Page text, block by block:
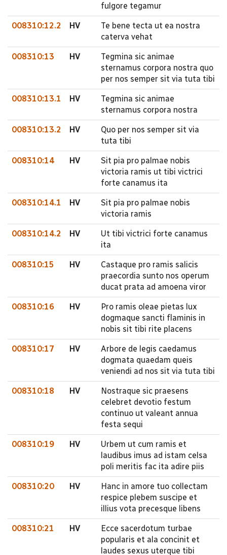
fulgore tegamur
008310:12.2 HV
Te bene tecta ut ea nostra
caterva vehat
008310:13 HV
Tegmina sic animae
sternamus corpora nostra quo
per nos semper sit via tuta tibi
008310:13.1 HV
Tegmina sic animae
sternamus corpora nostra
008310:13.2 HV
Quo per nos semper sit via
tuta tibi
008310:14 HV
Sit pia pro palmae nobis
victoria ramis ut tibi victrici
forte canamus ita
008310:14.1 HV
Sit pia pro palmae nobis
victoria ramis
008310:14.2 HV
Ut tibi victrici forte canamus
ita
008310:15 HV
Castaque pro ramis salicis
praecordia sunto nos operum
ducat prata ad amoena viror
008310:16 HV
Pro ramis oleae pietas lux
dogmaque sancti flaminis in
nobis sit tibi rite placens
008310:17 HV
Arbore de legis caedamus
dogmata quaedam queis
veniendi ad nos sit via tuta tibi
008310:18 HV
Nostraque sic praesens
celebret devotio festum
continuo ut valeant annua
festa sequi
008310:19 HV
Urbem ut cum ramis et
laudibus imus ad istam celsa
poli meritis fac ita adire piis
008310:20 HV
Hanc in amore tuo collectam
respice plebem suscipe et
illius vota precesque libens
008310:21 HV
Ecce sacerdotum turbae
popularis et ala concinit et
laudes sexus uterque tibi